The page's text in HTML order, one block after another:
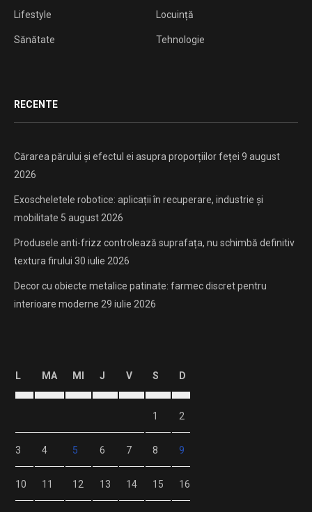
Lifestyle Locuință
Sănătate Tehnologie
RECENTE
Cărarea părului și efectul ei asupra proporțiilor feței 9 august
2026
Exoscheletele robotice: aplicații în recuperare, industrie și
mobilitate 5 august 2026
Produsele anti-frizz controlează suprafața, nu schimbă definitiv
textura firului 30 iulie 2026
Decor cu obiecte metalice patinate: farmec discret pentru
interioare moderne 29 iulie 2026
L MA MI J V S D
1 2
3 4 5 6 7 8 9
10 11 12 13 14 15 16